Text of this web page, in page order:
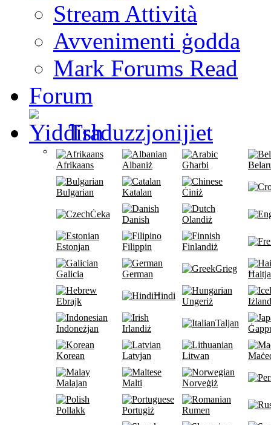
Stream Attività
Avvenimenti ġodda
Mark Forums Read
Forum
Traduzzjonijiet
Afrikaans Albaniż Għarbi
Bulgarian Katalan Ċiniż
Ċeka
Danish Olandiż
Estonjan Filippin Finlandiż
Galicia German
Grieg
Ebrajk
Ħindi
Ungeriż
Indoneżjan Irlandiż
Taljan
Korean Latvjan Litwan
Malajan Malti Norveġiż
Pollakk Portugiż Rumen